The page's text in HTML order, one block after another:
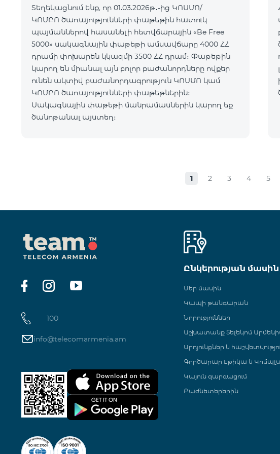
Տեղեկացնում ենք, որ 01.03.2026թ․-ից ԿՈՍՄՈ/
ԿՈՄԲՈ ծառայությունների փաթեթին հատուկ
պայմաններով հասանելի հետվճարային «Be Free
5000» սակագնային փաթեթի ամսավճարը 4000 ՀՀ
դրամի փոխարեն կկազմի 3500 ՀՀ դրամ։ Փաթեթին
կարող են միանալ այն բոլոր բաժանորդները ովքեր
ունեն ակտիվ բաժանորդագրություն ԿՈՍՄՈ կամ
ԿՈՄԲՈ ծառայությունների փաթեթներին։
Սակագնային փաթեթի մանրամասներին կարող եք
ծանոթանալ այստեղ։
1 2 3 4 5
100
info@telecomarmenia.am
Ընկերության մասին
Մեր մասին
Կապի թանգարան
Նորություններ
Աշխատանք Տելեկոմ
Արդյունքներ և
Գործարար Էթիկա և
Կայուն զարգացում
Բաժնետերերին